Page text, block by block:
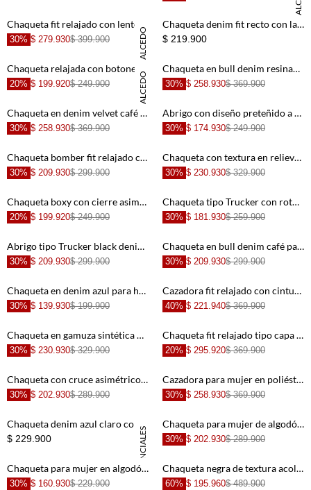
+ +
+ +
+ +
+
DANIELA SALCEDO
+
DANIELA SALCEDO
+
30% $ 279.930$ 399.900
+
Chaqueta denim fit recto con lavado medio desgastado en algodón azul para hombre
$ 219.900
DANIELA SALCEDO
+
20% $ 199.920$ 249.900
+
Chaqueta en bull denim resinada negra para hombre
30% $ 258.930$ 369.900
+
Chaqueta en denim velvet café para hombre
30% $ 258.930$ 369.900
+
Abrigo con diseño preteñido a cuadros para hombre
30% $ 174.930$ 249.900
+
Chaqueta bomber fit relajado con bordado floral en algodón azul índigo para mujer
30% $ 209.930$ 299.900
+
Chaqueta con textura en relieve en algodón blanco para mujer
30% $ 230.930$ 329.900
+
Chaqueta boxy con cierre asimétrico de botones metálicos en algodón negro para mujer
20% $ 199.920$ 249.900
+
Chaqueta tipo Trucker con rotos azul para hombre
30% $ 181.930$ 259.900
+
Abrigo tipo Trucker black denim para hombre
30% $ 209.930$ 299.900
+
Chaqueta en bull denim café para hombre
30% $ 209.930$ 299.900
+
Chaqueta en denim azul para hombre
30% $ 139.930$ 199.900
+
Cazadora fit relajado con cinturón de algodón beige para mujer
40% $ 221.940$ 369.900
Chaqueta en gamuza sintética negra para hombre
30% $ 230.930$ 329.900
Chaqueta fit relajado tipo capa tachonado de algodón kaki para mujer
20% $ 295.920$ 369.900
Chaqueta con cruce asimétrico y cuello alto en negro para mujer
30% $ 202.930$ 289.900
Cazadora para mujer en poliéster camel corta con cuello pañuelo
30% $ 258.930$ 369.900
ESENCIALES
Chaqueta denim azul claro con con detalle curvo en la parte inferior para mujer
$ 229.900
Chaqueta para mujer de algodón índigo corta con capa
30% $ 202.930$ 289.900
Chaqueta para mujer en algodón azul holgada con cuello amplio
30% $ 160.930$ 229.900
Chaqueta negra de textura acolchada para hombre
60% $ 195.960$ 489.900